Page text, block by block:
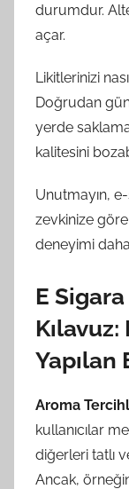
durumdur.
açar.
Likitlerinizi
Doğrudan
yerde
kalitesini
Unutmayın,
zevkinize
deneyimi
E
Yapılan
Aroma
kullanıcılar
diğerleri tatlı
Ancak,